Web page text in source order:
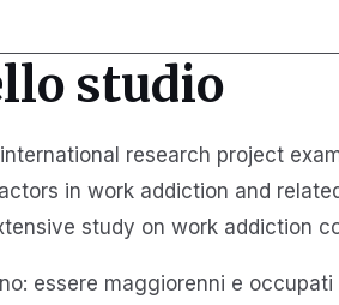
studio
research project
in work addiction and
study on work addiction
essere maggiorenni e